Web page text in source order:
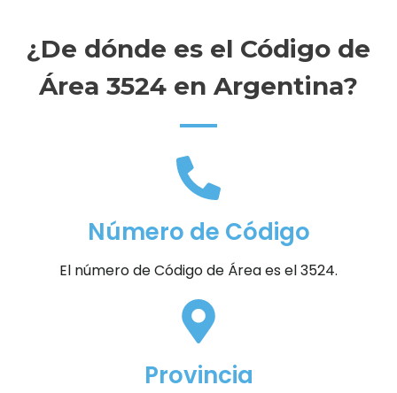
¿De dónde es el Código de
Área 3524 en Argentina?
Número de Código
El número de Código de Área es el 3524.
Provincia